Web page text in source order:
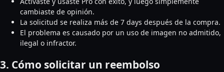
cambiaste de opinión.
La solicitud se realiza más de 7 days después de la compra.
El problema es causado por un uso de imagen no admitido,
ilegal o infractor.
3. Cómo solicitar un reembolso